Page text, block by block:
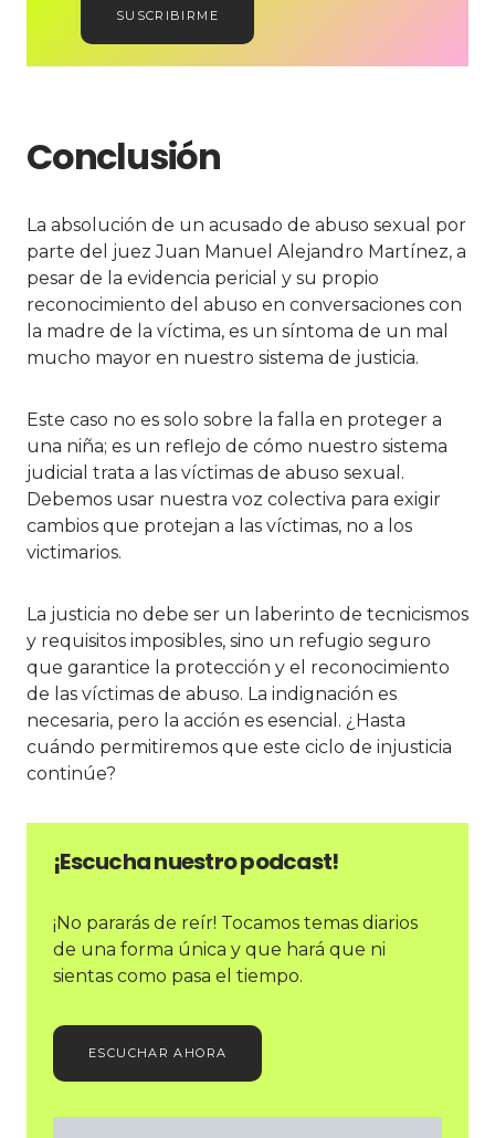
SUSCRIBIRME
Conclusión
La absolución de un acusado de abuso sexual por
parte del juez Juan Manuel Alejandro Martínez, a
pesar de la evidencia pericial y su propio
reconocimiento del abuso en conversaciones con
la madre de la víctima, es un síntoma de un mal
mucho mayor en nuestro sistema de justicia.
Este caso no es solo sobre la falla en proteger a
una niña; es un reflejo de cómo nuestro sistema
judicial trata a las víctimas de abuso sexual.
Debemos usar nuestra voz colectiva para exigir
cambios que protejan a las víctimas, no a los
victimarios.
La justicia no debe ser un laberinto de tecnicismos
y requisitos imposibles, sino un refugio seguro
que garantice la protección y el reconocimiento
de las víctimas de abuso. La indignación es
necesaria, pero la acción es esencial. ¿Hasta
cuándo permitiremos que este ciclo de injusticia
continúe?
¡Escucha nuestro podcast!
¡No pararás de reír! Tocamos temas diarios
de una forma única y que hará que ni
sientas como pasa el tiempo.
ESCUCHAR AHORA